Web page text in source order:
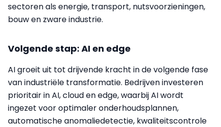
sectoren als energie, transport, nutsvoorzieningen,
bouw en zware industrie.
Volgende stap: AI en edge
AI groeit uit tot drijvende kracht in de volgende fase
van industriële transformatie. Bedrijven investeren
prioritair in AI, cloud en edge, waarbij AI wordt
ingezet voor optimaler onderhoudsplannen,
automatische anomaliedetectie, kwaliteitscontrole